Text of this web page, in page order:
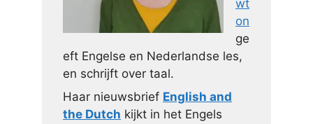
wt
on
ge
eft Engelse en Nederlandse les,
en schrijft over taal.
Haar nieuwsbrief English and
the Dutch kijkt in het Engels